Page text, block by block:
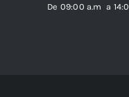
De 09:00 a.m a